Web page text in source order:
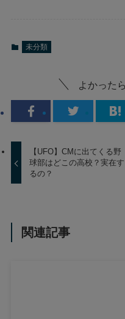
未分類
よかった
【UFO】CMに出てくる野
球部はどこの高校？実在す
るの？
関連記事